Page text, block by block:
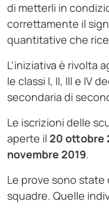
di metterli in
correttamente il
quantitative che
L’iniziativa è rivolta
le classi I, II, III e IV
secondaria di
Le iscrizioni delle
aperte il 20 ottobre
novembre 2019.
Le prove sono state
squadre. Quelle